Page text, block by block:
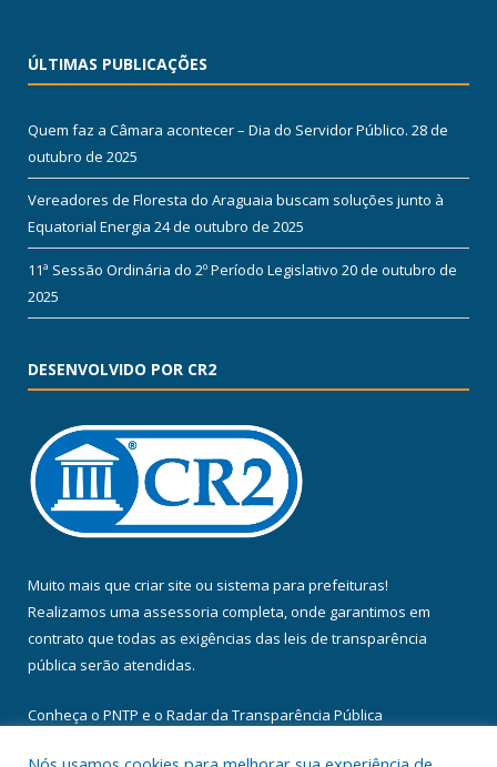
ÚLTIMAS PUBLICAÇÕES
Quem faz a Câmara acontecer – Dia do Servidor Público. 28 de
outubro de 2025
Vereadores de Floresta do Araguaia buscam soluções junto à
Equatorial Energia 24 de outubro de 2025
11ª Sessão Ordinária do 2º Período Legislativo 20 de outubro de
2025
DESENVOLVIDO POR CR2
Muito mais que criar site ou sistema para prefeituras!
Realizamos uma assessoria completa, onde garantimos em
contrato que todas as exigências das leis de transparência
pública serão atendidas.
Conheça o PNTP e o Radar da Transparência Pública